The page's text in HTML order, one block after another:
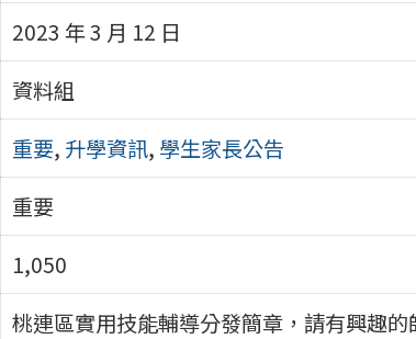
2023 年 3 月 12 日
資料組
重要, 升學資訊, 學生家長公告
重要
1,050
桃連區實用技能輔導分發簡章，請有興趣